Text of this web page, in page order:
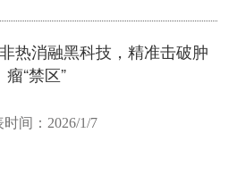
热消融黑科技，精准击破肿
瘤“禁区”
时间：2026/1/7